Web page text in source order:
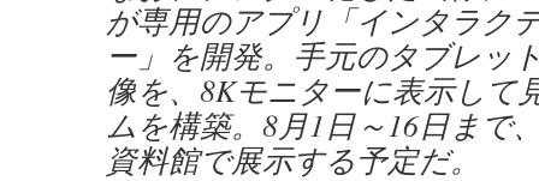
が専用のアプリ「インタラク
ー」を開発。手元のタブレッ
像を、8Kモニターに表示して
ムを構築。8月1日～16日まで
資料館で展示する予定だ。